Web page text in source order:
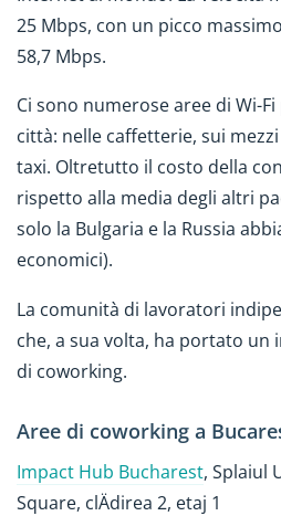
25 Mbps, con un picco
58,7 Mbps.
Ci sono numerose aree di Wi-
città: nelle caffetterie, sui
taxi. Oltretutto il costo della
rispetto alla media degli altri
solo la Bulgaria e la Russia
economici).
La comunità di lavoratori
che, a sua volta, ha portato un
di coworking.
Aree di coworking a
Impact Hub Bucharest, Splaiul
Square, clÄdirea 2, etaj 1